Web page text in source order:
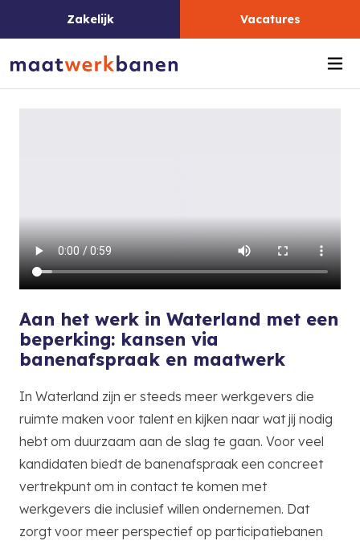
Zakelijk Vacatures
Aan het werk in Waterland met een
beperking: kansen via
banenafspraak en maatwerk
In Waterland zijn er steeds meer werkgevers die
ruimte maken voor talent en kijken naar wat jij nodig
hebt om duurzaam aan de slag te gaan. Voor veel
kandidaten biedt de banenafspraak een concreet
vertrekpunt om in contact te komen met
werkgevers die inclusief willen ondernemen. Dat
zorgt voor meer perspectief op participatiebanen